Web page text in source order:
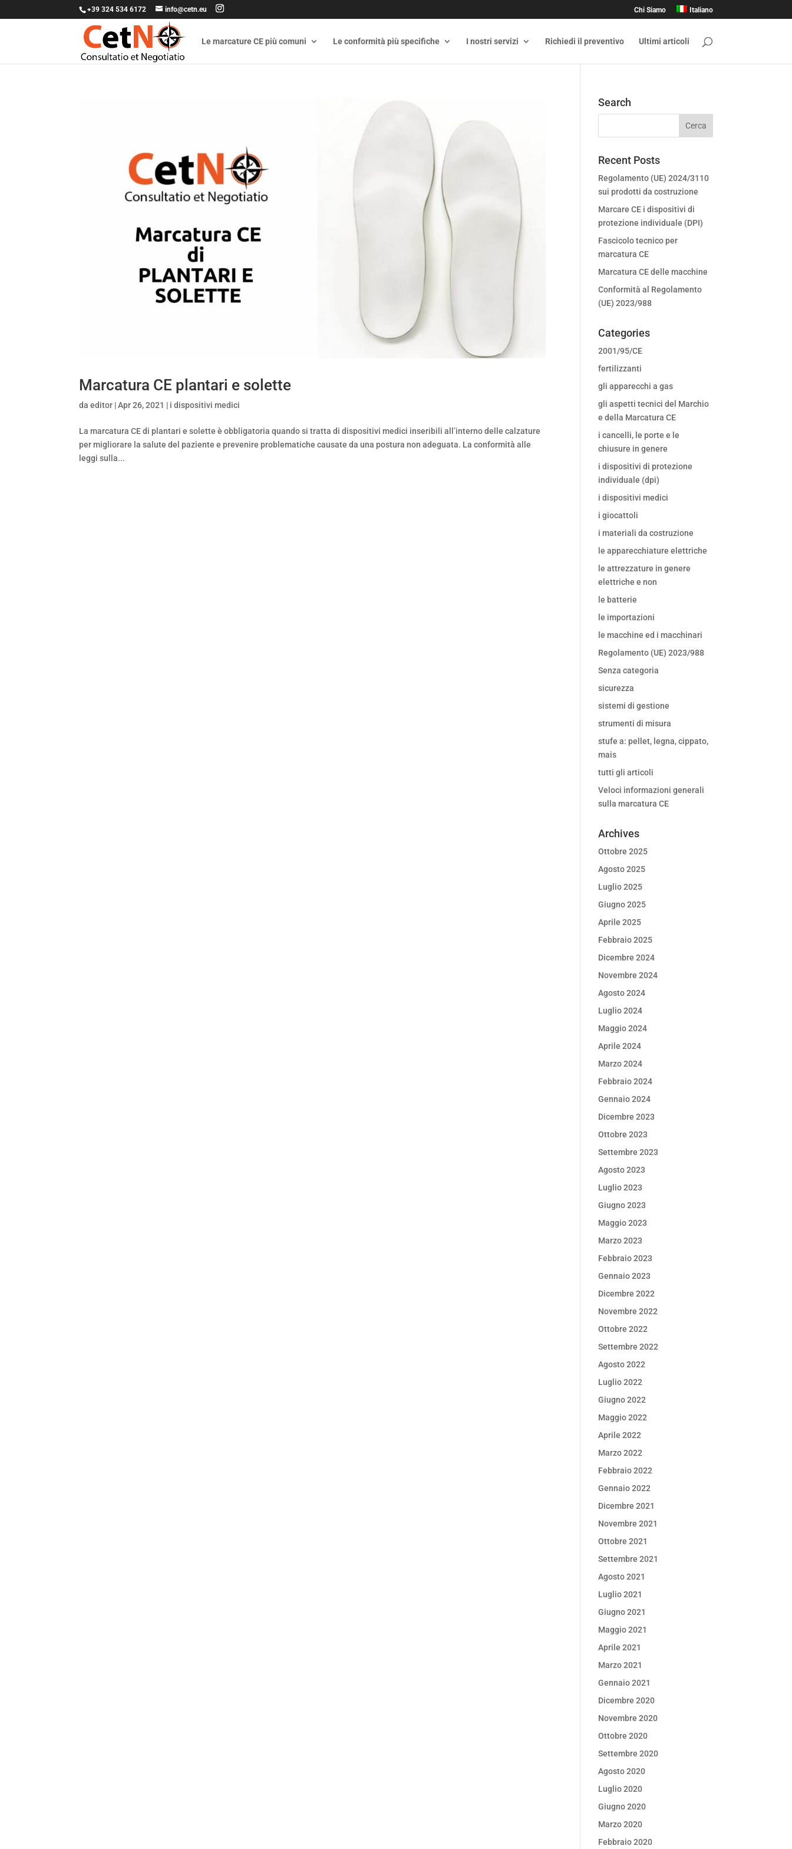
+39 324 534 6172 info@cetn.eu Chi Siamo Italiano
Le marcature CE più comuni Le conformità più specifiche I nostri servizi Richiedi il preventivo Ultimi articoli
Marcatura CE plantari e solette
daeditor |Apr 26, 2021 | i dispositivi medici
La marcatura CE di plantari e solette è obbligatoria quando si tratta di dispositivi medici inseribili all’interno delle calzature
per migliorare la salute del paziente e prevenire problematiche causate da una postura non adeguata. La conformità alle
leggi sulla...
Search
Recent Posts
Regolamento (UE) 2024/3110
sui prodotti da costruzione
Marcare CE i dispositivi di
protezione individuale (DPI)
Fascicolo tecnico per
marcatura CE
Marcatura CE delle macchine
Conformità al Regolamento
(UE) 2023/988
Categories
2001/95/CE
fertilizzanti
gli apparecchi a gas
gli aspetti tecnici del Marchio
e della Marcatura CE
i cancelli, le porte e le
chiusure in genere
i dispositivi di protezione
individuale (dpi)
i dispositivi medici
i giocattoli
i materiali da costruzione
le apparecchiature elettriche
le attrezzature in genere
elettriche e non
le batterie
le importazioni
le macchine ed i macchinari
Regolamento (UE) 2023/988
Senza categoria
sicurezza
sistemi di gestione
strumenti di misura
stufe a: pellet, legna, cippato,
mais
tutti gli articoli
Veloci informazioni generali
sulla marcatura CE
Archives
Ottobre 2025
Agosto 2025
Luglio 2025
Giugno 2025
Aprile 2025
Febbraio 2025
Dicembre 2024
Novembre 2024
Agosto 2024
Luglio 2024
Maggio 2024
Aprile 2024
Marzo 2024
Febbraio 2024
Gennaio 2024
Dicembre 2023
Ottobre 2023
Settembre 2023
Agosto 2023
Luglio 2023
Giugno 2023
Maggio 2023
Marzo 2023
Febbraio 2023
Gennaio 2023
Dicembre 2022
Novembre 2022
Ottobre 2022
Settembre 2022
Agosto 2022
Luglio 2022
Giugno 2022
Maggio 2022
Aprile 2022
Marzo 2022
Febbraio 2022
Gennaio 2022
Dicembre 2021
Novembre 2021
Ottobre 2021
Settembre 2021
Agosto 2021
Luglio 2021
Giugno 2021
Maggio 2021
Aprile 2021
Marzo 2021
Gennaio 2021
Dicembre 2020
Novembre 2020
Ottobre 2020
Settembre 2020
Agosto 2020
Luglio 2020
Giugno 2020
Marzo 2020
Febbraio 2020